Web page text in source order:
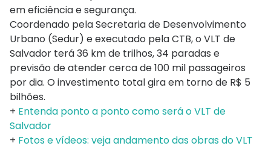
em eficiência e segurança.
Coordenado pela Secretaria de Desenvolvimento
Urbano (Sedur) e executado pela CTB, o VLT de
Salvador terá 36 km de trilhos, 34 paradas e
previsão de atender cerca de 100 mil passageiros
por dia. O investimento total gira em torno de R$ 5
bilhões.
+ Entenda ponto a ponto como será o VLT de
Salvador
+ Fotos e vídeos: veja andamento das obras do VLT